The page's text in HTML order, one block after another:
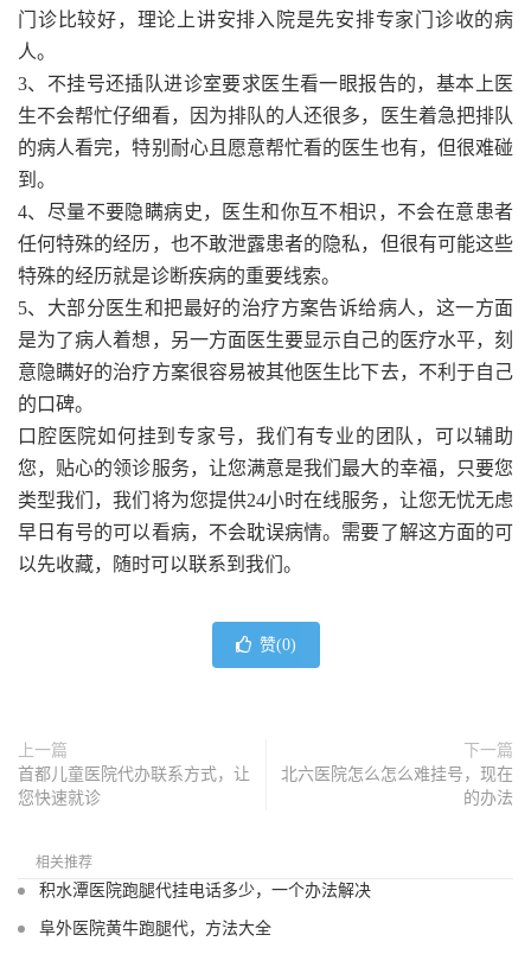
门诊比较好，理论上讲安排入院是先安排专家门诊收的病
人。
3、不挂号还插队进诊室要求医生看一眼报告的，基本上医
生不会帮忙仔细看，因为排队的人还很多，医生着急把排队
的病人看完，特别耐心且愿意帮忙看的医生也有，但很难碰
到。
4、尽量不要隐瞒病史，医生和你互不相识，不会在意患者
任何特殊的经历，也不敢泄露患者的隐私，但很有可能这些
特殊的经历就是诊断疾病的重要线索。
5、大部分医生和把最好的治疗方案告诉给病人，这一方面
是为了病人着想，另一方面医生要显示自己的医疗水平，刻
意隐瞒好的治疗方案很容易被其他医生比下去，不利于自己
的口碑。
口腔医院如何挂到专家号，我们有专业的团队，可以辅助
您，贴心的领诊服务，让您满意是我们最大的幸福，只要您
类型我们，我们将为您提供24小时在线服务，让您无忧无虑
早日有号的可以看病，不会耽误病情。需要了解这方面的可
以先收藏，随时可以联系到我们。
赞(0)
上一篇
首都儿童医院代办联系方式，让
您快速就诊
下一篇
北六医院怎么怎么难挂号，现在
的办法
相关推荐
积水潭医院跑腿代挂电话多少，一个办法解决
阜外医院黄牛跑腿代，方法大全